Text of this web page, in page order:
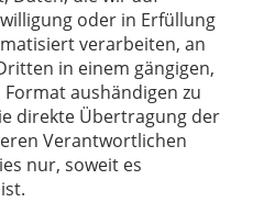
oder in Erfüllung
verarbeiten, an
in einem gängigen,
aushändigen zu
direkte Übertragung der
Verantwortlichen
nur, soweit es